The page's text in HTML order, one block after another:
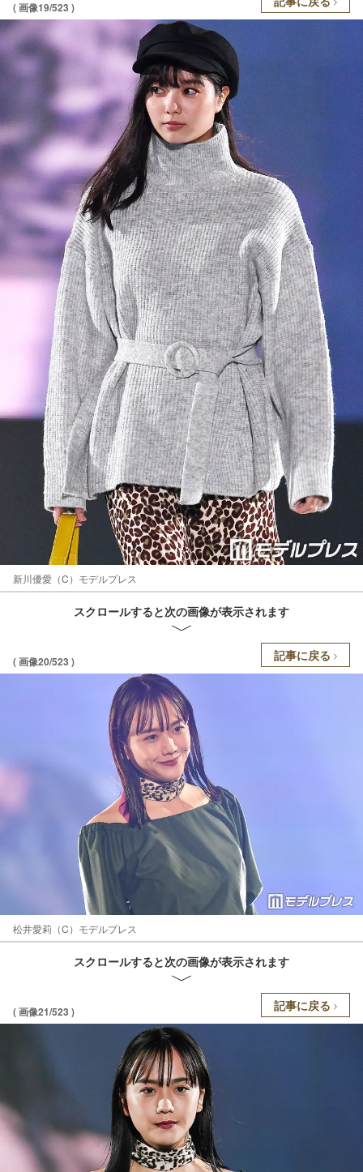
( 画像19/523 )
新川優愛（C）モデルプレス
スクロールすると次の画像が表示されます
( 画像20/523 ) 記事に戻る
松井愛莉（C）モデルプレス
スクロールすると次の画像が表示されます
( 画像21/523 ) 記事に戻る